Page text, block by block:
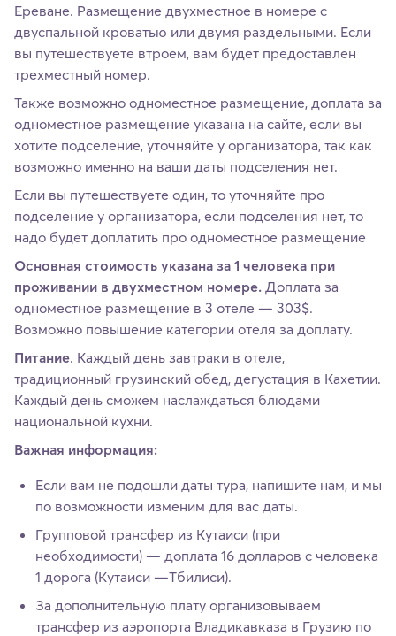
Ереване. Размещение двухместное в номере с
двуспальной кроватью или двумя раздельными. Если
вы путешествуете втроем, вам будет предоставлен
трехместный номер.
Также возможно одноместное размещение, доплата за
одноместное размещение указана на сайте, если вы
хотите подселение, уточняйте у организатора, так как
возможно именно на ваши даты подселения нет.
Если вы путешествуете один, то уточняйте про
подселение у организатора, если подселения нет, то
надо будет доплатить про одноместное размещение
Основная стоимость указана за 1 человека при
проживании в двухместном номере. Доплата за
одноместное размещение в 3 отеле — 303$.
Возможно повышение категории отеля за доплату.
Питание. Каждый день завтраки в отеле,
традиционный грузинский обед, дегустация в Кахетии.
Каждый день сможем наслаждаться блюдами
национальной кухни.
Важная информация:
Если вам не подошли даты тура, напишите нам, и мы
по возможности изменим для вас даты.
Групповой трансфер из Кутаиси (при
необходимости) — доплата 16 долларов с человека
1 дорога (Кутаиси —Тбилиси).
За дополнительную плату организовываем
трансфер из аэропорта Владикавказа в Грузию по